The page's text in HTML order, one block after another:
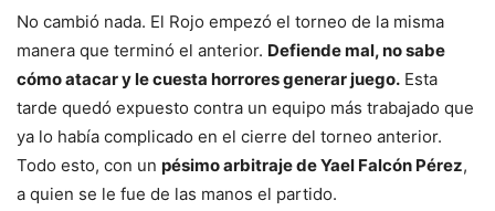
No cambió nada. El Rojo empezó el torneo de la misma
manera que terminó el anterior. Defiende mal, no sabe
cómo atacar y le cuesta horrores generar juego. Esta
tarde quedó expuesto contra un equipo más trabajado que
ya lo había complicado en el cierre del torneo anterior.
Todo esto, con un pésimo arbitraje de Yael Falcón Pérez,
a quien se le fue de las manos el partido.